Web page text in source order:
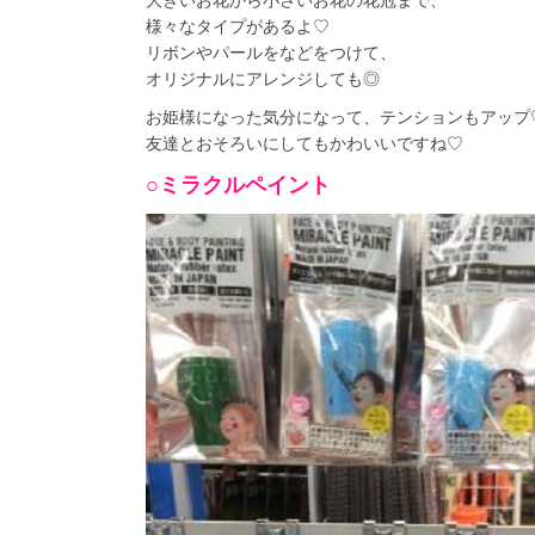
様々なタイプがあるよ♡
リボンやパールをなどをつけて、
オリジナルにアレンジしても◎
お姫様になった気分になって、テンションもアッ
友達とおそろいにしてもかわいいですね♡
○ミラクルペイント